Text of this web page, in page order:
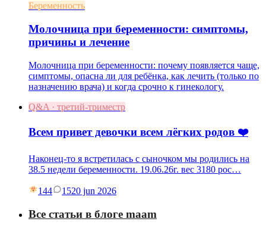
Беременность
Молочница при беременности: симптомы,
причины и лечение
Молочница при беременности: почему появляется чаще,
симптомы, опасна ли для ребёнка, как лечить (только по
назначению врача) и когда срочно к гинекологу.
Q&A · третий-триместр
Всем привет девочки всем лёгких родов ❤️
Наконец-то я встретилась с сыночком мы родились на
38.5 недели беременности. 19.06.26г. вес 3180 рос…
144 1520 jun 2026
Все статьи в блоге maam